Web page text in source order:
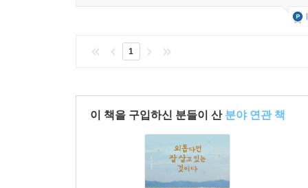
1
이 책을 구입하신 분들이 산 분야 연관 책